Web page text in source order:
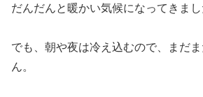
だんだんと暖かい気候になってきまし
でも、朝や夜は冷え込むので、まだ
ん。